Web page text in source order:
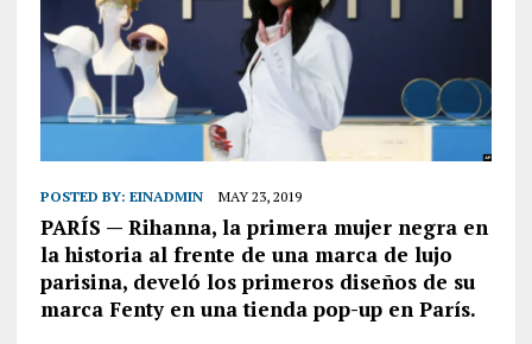
POSTED BY: EINADMIN MAY 23, 2019
PARÍS — Rihanna, la primera mujer negra en
la historia al frente de una marca de lujo
parisina, develó los primeros diseños de su
marca Fenty en una tienda pop-up en París.